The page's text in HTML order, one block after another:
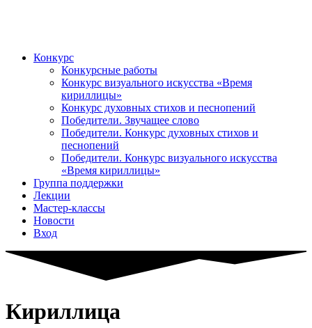
Конкурс
Конкурсные работы
Конкурс визуального искусства «Время
кириллицы»
Конкурс духовных стихов и песнопений
Победители. Звучащее слово
Победители. Конкурс духовных стихов и
песнопений
Победители. Конкурс визуального искусства
«Время кириллицы»
Группа поддержки
Лекции
Мастер-классы
Новости
Вход
Кириллица